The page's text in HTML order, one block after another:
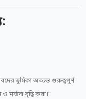
ভূমিকা অত্যন্ত গুরুত্বপূর্ণ।
বৃদ্ধি করা।"